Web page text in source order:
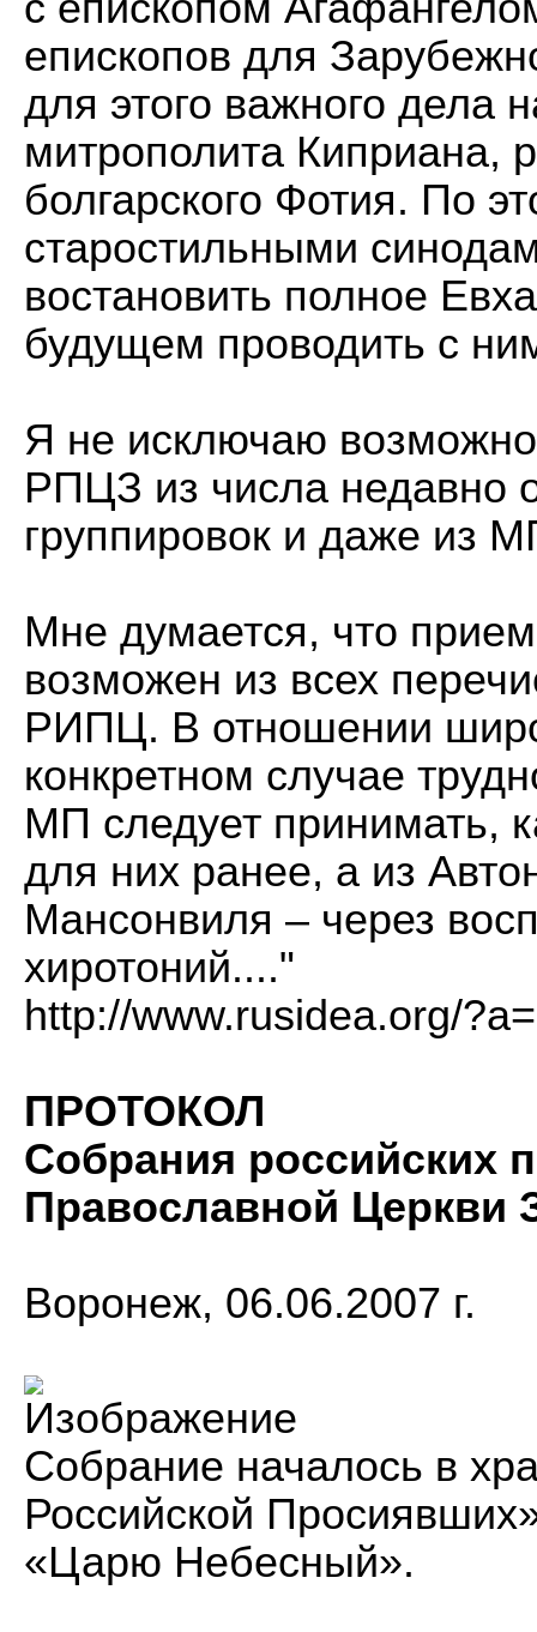
епископов для
для этого важного дела
митрополита Киприана,
болгарского Фотия. По
старостильными
востановить полное
будущем проводить с
Я не исключаю
РПЦЗ из числа недавно
группировок и даже из
Мне думается, что
возможен из всех
РИПЦ. В отношении
конкретном случае
МП следует принимать,
для них ранее, а из
Мансонвиля – через
хиротоний...."
http://www.rusidea.org/
ПРОТОКОЛ
Собрания российских
Православной Церкви
Воронеж, 06.06.2007 г.
Собрание началось в
Российской
«Царю Небесный».